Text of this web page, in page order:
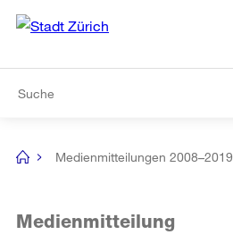
Navigation
[no
Medienmitteilungen 2008–2019
Medienmitteilung